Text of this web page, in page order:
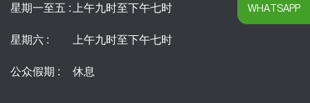
星期一至五 : 上午九时至下午七时
星期六 : 上午九时至下午七时
公众假期 : 休息
WHATSAPP